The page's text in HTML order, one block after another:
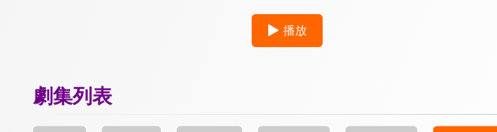
播放
劇集列表